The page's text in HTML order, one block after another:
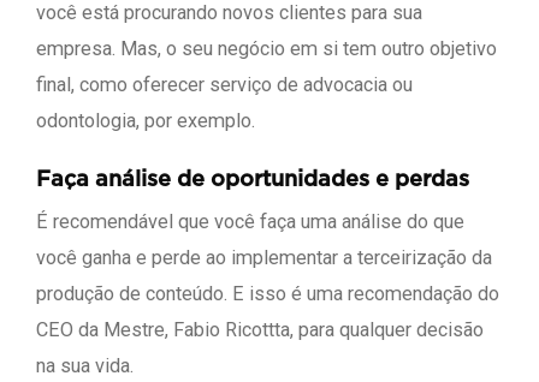
você está procurando novos clientes para sua
empresa. Mas, o seu negócio em si tem outro objetivo
final, como oferecer serviço de advocacia ou
odontologia, por exemplo.
Faça análise de oportunidades e perdas
É recomendável que você faça uma análise do que
você ganha e perde ao implementar a terceirização da
produção de conteúdo. E isso é uma recomendação do
CEO da Mestre, Fabio Ricottta, para qualquer decisão
na sua vida.